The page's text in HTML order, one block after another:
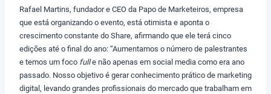
Rafael Martins, fundador e CEO da Papo de Marketeiros, empresa
que está organizando o evento, está otimista e aponta o
crescimento constante do Share, afirmando que ele terá cinco
edições até o final do ano: “Aumentamos o número de palestrantes
e temos um foco fulle não apenas em social media como era ano
passado. Nosso objetivo é gerar conhecimento prático de marketing
digital, levando grandes profissionais do mercado que trabalham em